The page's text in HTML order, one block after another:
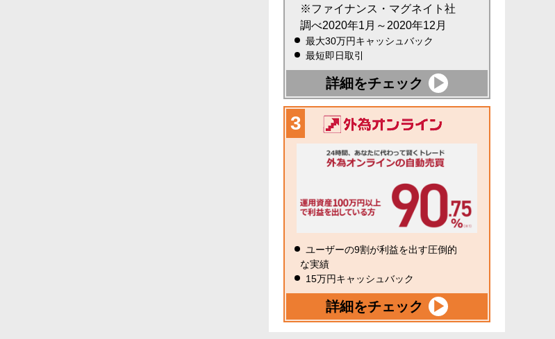
※ファイナンス・マグネイト社
調べ2020年1月～2020年12月
最大30万円キャッシュバック
最短即日取引
詳細をチェック
ユーザーの9割が利益を出す圧倒的
な実績
15万円キャッシュバック
詳細をチェック